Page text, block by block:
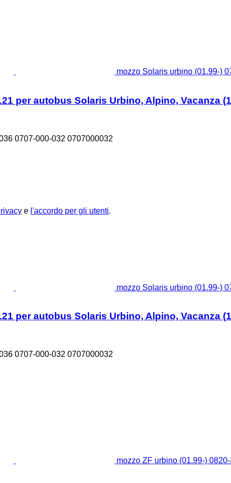
mozzo Solaris urbino (01.99-)
per autobus Solaris Urbino, Alpino, Vacanza
0707-000-032 0707000032
e l'accordo per gli utenti.
mozzo Solaris urbino (01.99-)
per autobus Solaris Urbino, Alpino, Vacanza
0707-000-032 0707000032
mozzo ZF urbino (01.99-)